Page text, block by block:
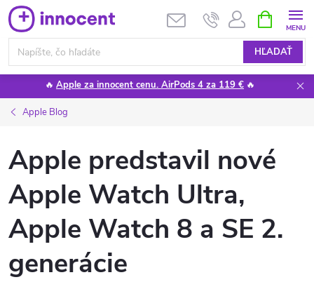
Prejsť
na
obsah
HĽADAŤ
KOŠÍK
🔥 Apple za innocent cenu. AirPods 4 za 119 € 🔥
Apple Blog
Apple predstavil nové
Apple Watch Ultra,
Apple Watch 8 a SE 2.
generácie